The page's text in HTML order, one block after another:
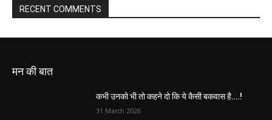
RECENT COMMENTS
मन की बात
कभी उनको भी तो कहने दो कि ये कैसी बकवास है….!
31 March 2026